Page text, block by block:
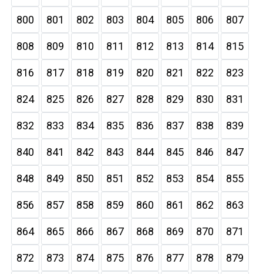
800 801 802 803 804 805 806 807
808 809 810 811 812 813 814 815
816 817 818 819 820 821 822 823
824 825 826 827 828 829 830 831
832 833 834 835 836 837 838 839
840 841 842 843 844 845 846 847
848 849 850 851 852 853 854 855
856 857 858 859 860 861 862 863
864 865 866 867 868 869 870 871
872 873 874 875 876 877 878 879